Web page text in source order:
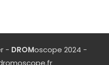
- DROMoscope 2024 -